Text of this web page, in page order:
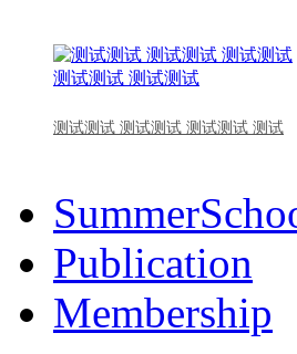
测试测试 测试测试 测试测试 测试
Publication
Membership